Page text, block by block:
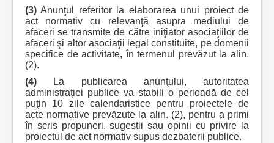
(3) Anunţul referitor la elaborarea unui proiect de
act normativ cu relevanţă asupra mediului de
afaceri se transmite de către iniţiator asociaţiilor de
afaceri şi altor asociaţii legal constituite, pe domenii
specifice de activitate, în termenul prevăzut la alin.
(2).
(4) La publicarea anunţului, autoritatea
administraţiei publice va stabili o perioadă de cel
puţin 10 zile calendaristice pentru proiectele de
acte normative prevăzute la alin. (2), pentru a primi
în scris propuneri, sugestii sau opinii cu privire la
proiectul de act normativ supus dezbaterii publice.